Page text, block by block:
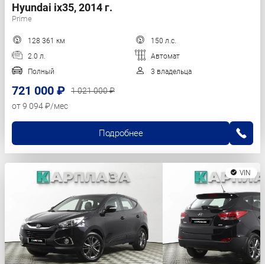
Hyundai ix35, 2014 г.
Prime
128 361 км
150 л.с.
2.0 л.
Автомат
Полный
3 владельца
721 000 ₽
1 021 000 ₽
от 9 094 ₽/мес
Подробнее
VIN